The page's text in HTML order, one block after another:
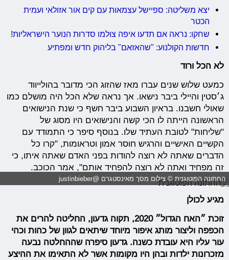
יצא משליטה: ספיישל עצמאות עם קים אור אזולאי ועמית
הכטר
שחקו: נראה אם תדעו איפה צולמו סדרות הנוער הישראליות!
חדשות הקולנוע: "שהאזאם" בליהוק חדש ומפתיע
לא הכל ורוד
כמעט שלוש שנים עברו מאז שהזוג הכי מדובר בהולייווד
ג׳סטין והיילי ביבר נישאו. אך נראה שלא הכל היה מושלם כמו
שאולי חשבנו. בראיון השבוע ביבר חשף כי שנת הנישואים
הראשונה הייתה לו הכי קשה והנישואים היו מסוג של
"שליחות" לטובת העתיד שלו. בנוסף סיפר כי התמודד עם
הקשיים האישיים והרגיש חוסר אמון וטראומות, "קרו כל
הדברים שאתה לא רוצה להודות בפני האדם שאתה איתו, כי
זה מפחיד ואתה לא רוצה להפחיד אותם", אמר הכוכב.
החתונה הפוטוגנית © צילום מסך מאינסטגרם @justinbieber
מגיע לכולן
זוכת ״האח הגדול״ 2020, תקוה גדעון, החליטה להרים את
הכפפה וליצור מותג איפור מיוחד שיתאים לגוון של כהות וכהי
עור עליו היא עובדת כשנה. גדעון סיפרה שההחלטה נבעה
מזכרונות ילדות ובהן היו מקומות אשר לא התאימו את ההיצע